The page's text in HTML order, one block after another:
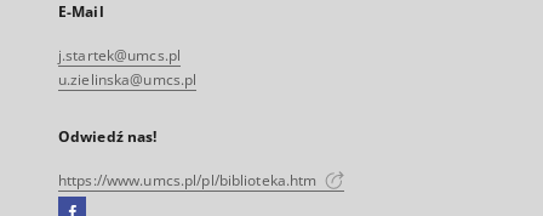
E-Mail
j.startek@umcs.pl
u.zielinska@umcs.pl
Odwiedź nas!
https://www.umcs.pl/pl/biblioteka.htm
Facebook